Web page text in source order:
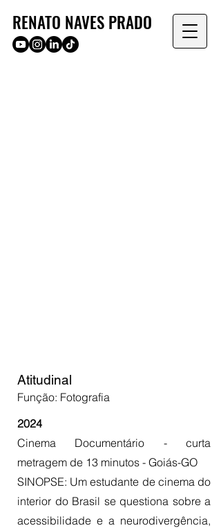
RENATO NAVES PRADO
Atitudinal
Função: Fotografia
2024
Cinema Documentário - curta
metragem de 13 minutos - Goiás-GO
SINOPSE: Um estudante de cinema do
interior do Brasil se questiona sobre a
acessibilidade e a neurodivergência,